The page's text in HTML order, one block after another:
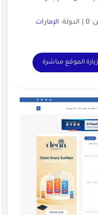
الإمارات
زيارة الموقع مباشرة